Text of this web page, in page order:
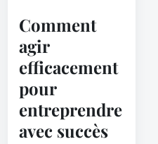
Comment
agir
efficacement
pour
entreprendre
avec succès